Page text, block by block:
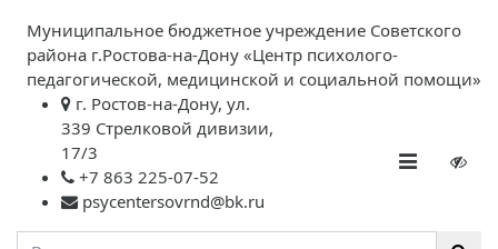
Муниципальное бюджетное учреждение Советского
района г.Ростова-на-Дону «Центр психолого-
педагогической, медицинской и социальной помощи»
г. Ростов-на-Дону, ул.
339 Стрелковой дивизии,
17/3
+7 863 225-07-52
psycentersovrnd@bk.ru